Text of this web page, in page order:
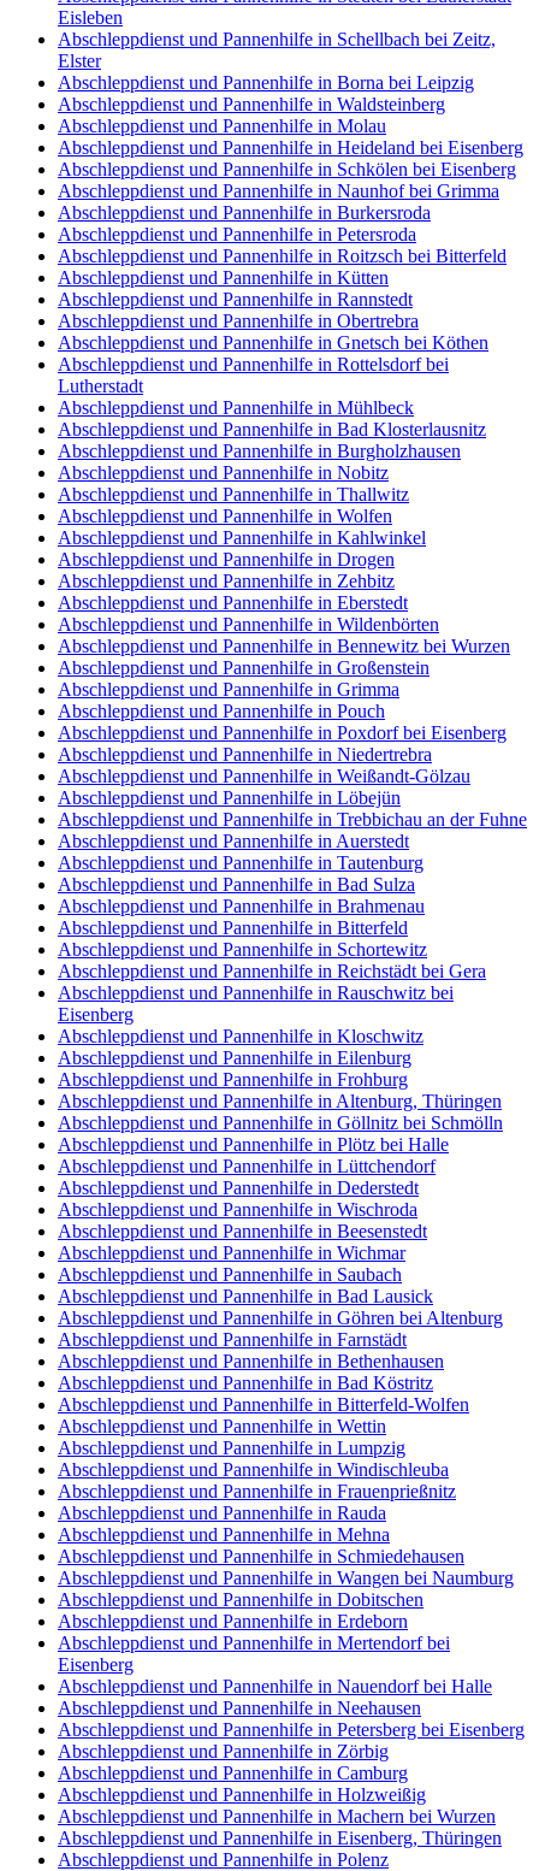
Eisleben
Abschleppdienst und Pannenhilfe in Schellbach bei Zeitz,
Elster
Abschleppdienst und Pannenhilfe in Borna bei Leipzig
Abschleppdienst und Pannenhilfe in Waldsteinberg
Abschleppdienst und Pannenhilfe in Molau
Abschleppdienst und Pannenhilfe in Heideland bei Eisenberg
Abschleppdienst und Pannenhilfe in Schkölen bei Eisenberg
Abschleppdienst und Pannenhilfe in Naunhof bei Grimma
Abschleppdienst und Pannenhilfe in Burkersroda
Abschleppdienst und Pannenhilfe in Petersroda
Abschleppdienst und Pannenhilfe in Roitzsch bei Bitterfeld
Abschleppdienst und Pannenhilfe in Kütten
Abschleppdienst und Pannenhilfe in Rannstedt
Abschleppdienst und Pannenhilfe in Obertrebra
Abschleppdienst und Pannenhilfe in Gnetsch bei Köthen
Abschleppdienst und Pannenhilfe in Rottelsdorf bei
Lutherstadt
Abschleppdienst und Pannenhilfe in Mühlbeck
Abschleppdienst und Pannenhilfe in Bad Klosterlausnitz
Abschleppdienst und Pannenhilfe in Burgholzhausen
Abschleppdienst und Pannenhilfe in Nobitz
Abschleppdienst und Pannenhilfe in Thallwitz
Abschleppdienst und Pannenhilfe in Wolfen
Abschleppdienst und Pannenhilfe in Kahlwinkel
Abschleppdienst und Pannenhilfe in Drogen
Abschleppdienst und Pannenhilfe in Zehbitz
Abschleppdienst und Pannenhilfe in Eberstedt
Abschleppdienst und Pannenhilfe in Wildenbörten
Abschleppdienst und Pannenhilfe in Bennewitz bei Wurzen
Abschleppdienst und Pannenhilfe in Großenstein
Abschleppdienst und Pannenhilfe in Grimma
Abschleppdienst und Pannenhilfe in Pouch
Abschleppdienst und Pannenhilfe in Poxdorf bei Eisenberg
Abschleppdienst und Pannenhilfe in Niedertrebra
Abschleppdienst und Pannenhilfe in Weißandt-Gölzau
Abschleppdienst und Pannenhilfe in Löbejün
Abschleppdienst und Pannenhilfe in Trebbichau an der Fuhne
Abschleppdienst und Pannenhilfe in Auerstedt
Abschleppdienst und Pannenhilfe in Tautenburg
Abschleppdienst und Pannenhilfe in Bad Sulza
Abschleppdienst und Pannenhilfe in Brahmenau
Abschleppdienst und Pannenhilfe in Bitterfeld
Abschleppdienst und Pannenhilfe in Schortewitz
Abschleppdienst und Pannenhilfe in Reichstädt bei Gera
Abschleppdienst und Pannenhilfe in Rauschwitz bei
Eisenberg
Abschleppdienst und Pannenhilfe in Kloschwitz
Abschleppdienst und Pannenhilfe in Eilenburg
Abschleppdienst und Pannenhilfe in Frohburg
Abschleppdienst und Pannenhilfe in Altenburg, Thüringen
Abschleppdienst und Pannenhilfe in Göllnitz bei Schmölln
Abschleppdienst und Pannenhilfe in Plötz bei Halle
Abschleppdienst und Pannenhilfe in Lüttchendorf
Abschleppdienst und Pannenhilfe in Dederstedt
Abschleppdienst und Pannenhilfe in Wischroda
Abschleppdienst und Pannenhilfe in Beesenstedt
Abschleppdienst und Pannenhilfe in Wichmar
Abschleppdienst und Pannenhilfe in Saubach
Abschleppdienst und Pannenhilfe in Bad Lausick
Abschleppdienst und Pannenhilfe in Göhren bei Altenburg
Abschleppdienst und Pannenhilfe in Farnstädt
Abschleppdienst und Pannenhilfe in Bethenhausen
Abschleppdienst und Pannenhilfe in Bad Köstritz
Abschleppdienst und Pannenhilfe in Bitterfeld-Wolfen
Abschleppdienst und Pannenhilfe in Wettin
Abschleppdienst und Pannenhilfe in Lumpzig
Abschleppdienst und Pannenhilfe in Windischleuba
Abschleppdienst und Pannenhilfe in Frauenprießnitz
Abschleppdienst und Pannenhilfe in Rauda
Abschleppdienst und Pannenhilfe in Mehna
Abschleppdienst und Pannenhilfe in Schmiedehausen
Abschleppdienst und Pannenhilfe in Wangen bei Naumburg
Abschleppdienst und Pannenhilfe in Dobitschen
Abschleppdienst und Pannenhilfe in Erdeborn
Abschleppdienst und Pannenhilfe in Mertendorf bei
Eisenberg
Abschleppdienst und Pannenhilfe in Nauendorf bei Halle
Abschleppdienst und Pannenhilfe in Neehausen
Abschleppdienst und Pannenhilfe in Petersberg bei Eisenberg
Abschleppdienst und Pannenhilfe in Zörbig
Abschleppdienst und Pannenhilfe in Camburg
Abschleppdienst und Pannenhilfe in Holzweißig
Abschleppdienst und Pannenhilfe in Machern bei Wurzen
Abschleppdienst und Pannenhilfe in Eisenberg, Thüringen
Abschleppdienst und Pannenhilfe in Polenz